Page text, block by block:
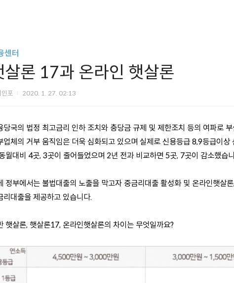
센터
살론 17과 온라인 햇살론
포 2020. 1. 27. 02:13
당국의 법정 최고금리 인하 조치와 충당금 규제 및 제한조치 등의 여파로
업체의 거부 움직임은 더욱 심화되고 있으며 실제로 신용등급 8,9등급이
월대비 4곳, 3곳이 줄어들었으며 2년 전과 비교하면 5곳, 7곳이 감소했습
정부에서는 불법대출의 노출을 막고자 중금리대출 활성화 및 온라인햇살
리대출을 제공하고 있습니다.
햇살론, 햇살론17, 온라인햇살론의 차이는 무엇일까요?